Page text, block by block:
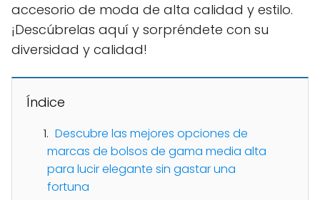
accesorio de moda de alta calidad y estilo.
¡Descúbrelas aquí y sorpréndete con su
diversidad y calidad!
Índice
Descubre las mejores opciones de
marcas de bolsos de gama media alta
para lucir elegante sin gastar una
fortuna